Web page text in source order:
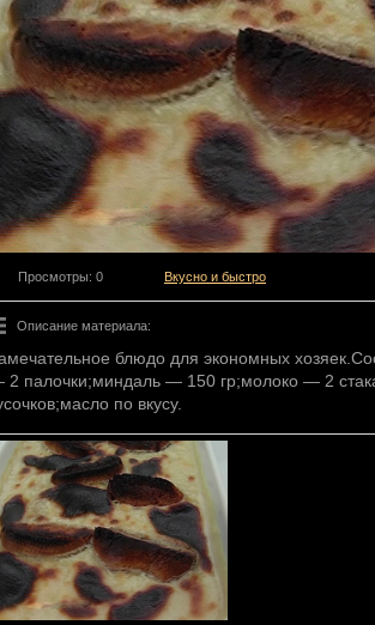
Просмотры: 0 Вкусно и быстро
Описание материала:
блюдо для экономных
палочки;миндаль — 150 гр;молоко — 2
по вкусу.